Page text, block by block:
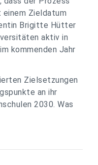
Zieldatum
Brigitte Hütter
aktiv in
kommenden Jahr
Zielsetzungen
an ihr
2030. Was
2040 muss eine